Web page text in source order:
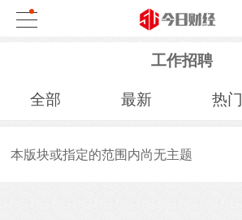
工作招聘
全部 最新 热门
本版块或指定的范围内尚无主题